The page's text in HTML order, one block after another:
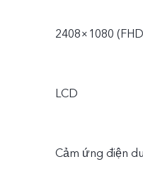
2408×1080
LCD
Cảm ứng điện